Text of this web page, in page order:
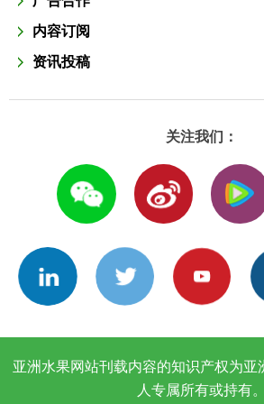
内容订阅
资讯投稿
关注我们：
亚洲水果网站刊载内容的知识产权为亚
人专属所有或持有。